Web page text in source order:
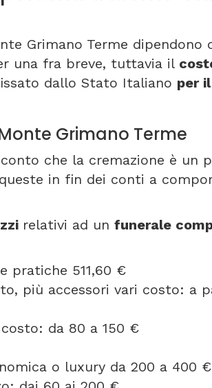
Grimano Terme dipendono
una fra breve, tuttavia il
dallo Stato Italiano per
Grimano Terme
che la cremazione è un
in fin dei conti a
relativi ad un funerale
pratiche 511,60 €
più accessori vari costo: a
da 80 a 150 €
o luxury da 200 a 400 €